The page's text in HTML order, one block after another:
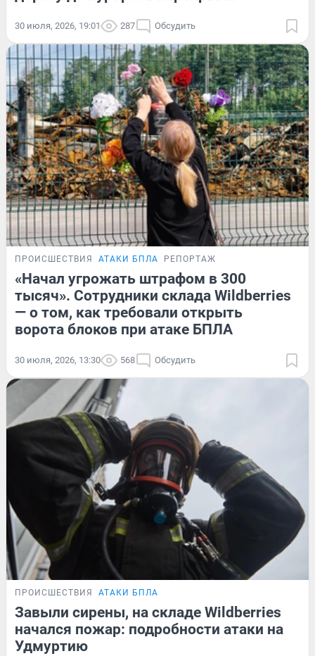
30 июля, 2026, 19:01 287 Обсудить
ПРОИСШЕСТВИЯ АТАКИ БПЛА РЕПОРТАЖ
«Начал угрожать штрафом в 300
тысяч». Сотрудники склада Wildberries
— о том, как требовали открыть
ворота блоков при атаке БПЛА
30 июля, 2026, 13:30 568 Обсудить
ПРОИСШЕСТВИЯ АТАКИ БПЛА
Завыли сирены, на складе Wildberries
начался пожар: подробности атаки на
Удмуртию